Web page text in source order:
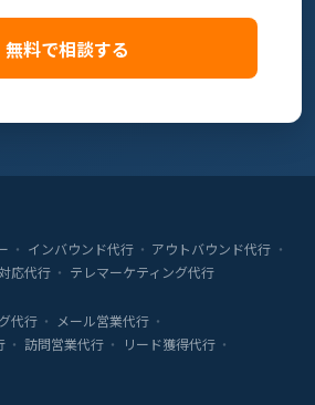
無料で相談する
インバウンド代行
アウトバウンド代行
応代行 テレマーケティング代行
代行
メール営業代行
訪問営業代行
リード獲得代行